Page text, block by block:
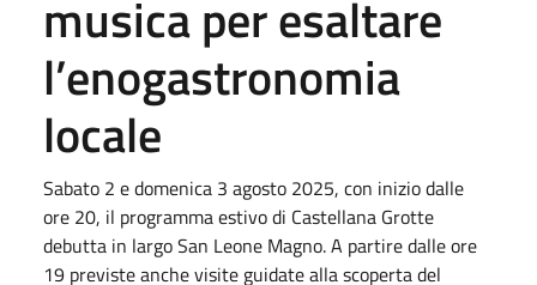
musica per esaltare
l’enogastronomia
locale
Sabato 2 e domenica 3 agosto 2025, con inizio dalle
ore 20, il programma estivo di Castellana Grotte
debutta in largo San Leone Magno. A partire dalle ore
19 previste anche visite guidate alla scoperta del